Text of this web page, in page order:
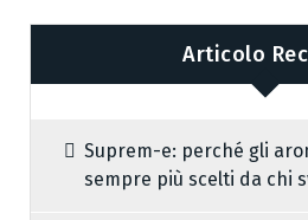
Articolo
Suprem-e: perché gli
sempre più scelti da chi